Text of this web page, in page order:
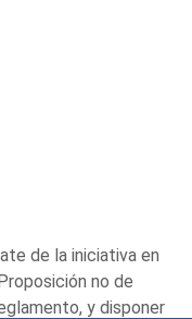
de la iniciativa en
no de
y disponer